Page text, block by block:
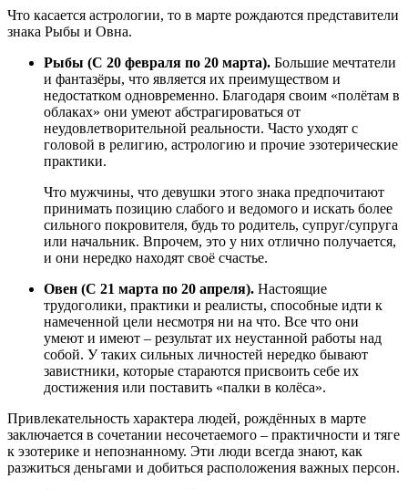
Что касается астрологии, то в марте рождаются представители
знака Рыбы и Овна.
Рыбы (С 20 февраля по 20 марта). Большие мечтатели
и фантазёры, что является их преимуществом и
недостатком одновременно. Благодаря своим «полётам в
облаках» они умеют абстрагироваться от
неудовлетворительной реальности. Часто уходят с
головой в религию, астрологию и прочие эзотерические
практики.
Что мужчины, что девушки этого знака предпочитают
принимать позицию слабого и ведомого и искать более
сильного покровителя, будь то родитель, супруг/супруга
или начальник. Впрочем, это у них отлично получается,
и они нередко находят своё счастье.
Овен (С 21 марта по 20 апреля). Настоящие
трудоголики, практики и реалисты, способные идти к
намеченной цели несмотря ни на что. Все что они
умеют и имеют – результат их неустанной работы над
собой. У таких сильных личностей нередко бывают
завистники, которые стараются присвоить себе их
достижения или поставить «палки в колёса».
Привлекательность характера людей, рождённых в марте
заключается в сочетании несочетаемого – практичности и тяге
к эзотерике и непознанному. Эти люди всегда знают, как
разжиться деньгами и добиться расположения важных персон.